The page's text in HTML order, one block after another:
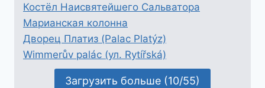
Костёл Наисвятейшего Сальватора
Марианская колонна
Дворец Платиз (Palac Platýz)
Wimmerův palác (ул. Rytířská)
Загрузить больше (10/55)